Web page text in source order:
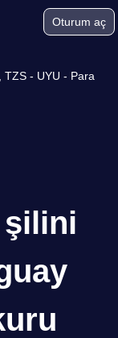
Oturum aç
TZS - UYU - Para
şilini